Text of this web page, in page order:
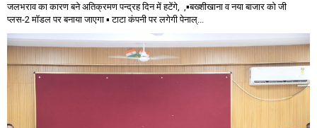
जलभराव का कारण बने अतिक्रमण पन्द्रह दिन में हटेंगे, ,▪️बख्शीखाना व नया बाजार को जी
प्लस-2 मॉडल पर बनाया जाएगा ▪️ टाटा कंपनी पर लगेगी पेनाल्...